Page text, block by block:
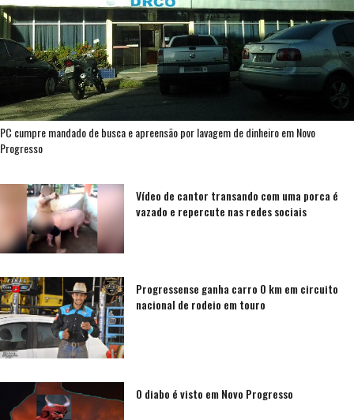
PC cumpre mandado de busca e apreensão por lavagem de dinheiro em Novo
Progresso
Vídeo de cantor transando com uma porca é
vazado e repercute nas redes sociais
Progressense ganha carro 0 km em circuito
nacional de rodeio em touro
O diabo é visto em Novo Progresso